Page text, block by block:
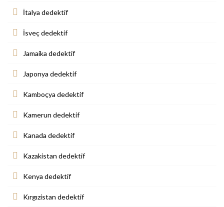
İtalya dedektif
İsveç dedektif
Jamaika dedektif
Japonya dedektif
Kamboçya dedektif
Kamerun dedektif
Kanada dedektif
Kazakistan dedektif
Kenya dedektif
Kırgızistan dedektif